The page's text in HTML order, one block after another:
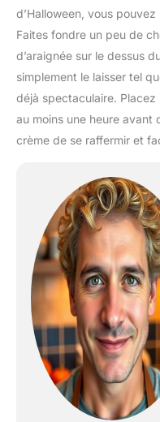
d’Halloween, vous
Faites fondre un peu de
d’araignée sur le dessus
simplement le laisser tel
déjà spectaculaire.
au moins une heure avant
crème de se raffermir et